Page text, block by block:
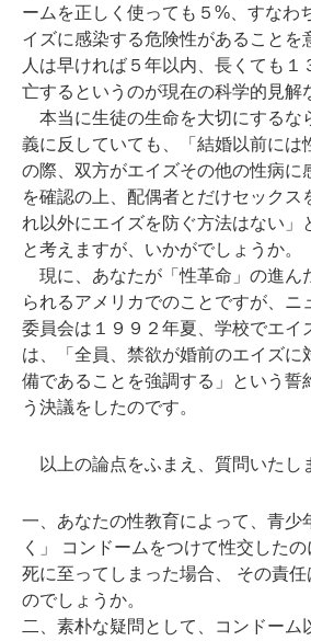
ームを正しく使っても５%、すなわ
イズに感染する危険性があることを
人は早ければ５年以内、長くても１
亡するというのが現在の科学的見解
本当に生徒の生命を大切にするな
義に反していても、「結婚以前には
の際、双方がエイズその他の性病に
を確認の上、配偶者とだけセックス
れ以外にエイズを防ぐ方法はない」
と考えますが、いかがでしょうか。
現に、あなたが「性革命」の進ん
られるアメリカでのことですが、ニ
委員会は１９９２年夏、学校でエイ
は、「全員、禁欲が婚前のエイズに
備であることを強調する」という誓
う決議をしたのです。
以上の論点をふまえ、質問いたし
一、あなたの性教育によって、青少
く」 コンドームをつけて性交したの
死に至ってしまった場合、 その責
のでしょうか。
二、素朴な疑問として、コンドーム